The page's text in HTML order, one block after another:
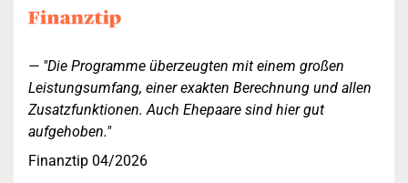
"Die Programme überzeugten mit einem großen
Leistungsumfang, einer exakten Berechnung und allen
Zusatzfunktionen. Auch Ehepaare sind hier gut
aufgehoben."
Finanztip 04/2026